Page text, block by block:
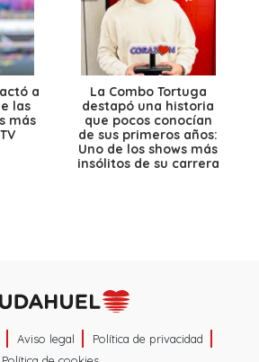
a
las
más
La Combo Tortuga
destapó una historia
que pocos conocían
de sus primeros años:
Uno de los shows más
insólitos de su carrera
Aviso legal
Política de privacidad